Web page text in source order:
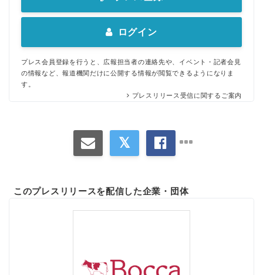
ログイン
プレス会員登録を行うと、広報担当者の連絡先や、イベント・記者会見
の情報など、報道機関だけに公開する情報が閲覧できるようになりま
す。
プレスリリース受信に関するご案内
このプレスリリースを配信した企業・団体